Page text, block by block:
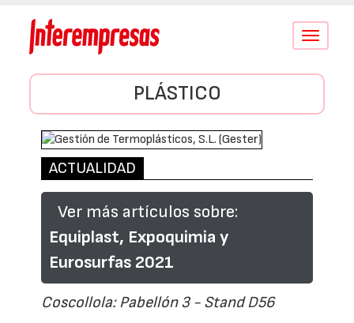
Conmutar
PLÁSTICO
ACTUALIDAD
Ver más artículos sobre:
Equiplast, Expoquimia y
Eurosurfas 2021
Coscollola: Pabellón 3 - Stand D56